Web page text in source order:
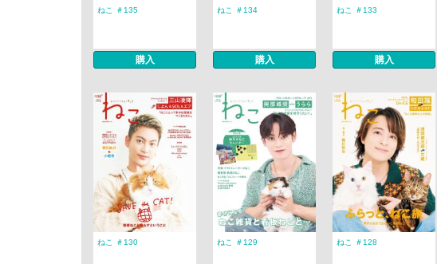
ねこ ＃135
購入
ねこ ＃134
購入
ねこ ＃133
購入
ねこ ＃130 ねこ ＃129 ねこ ＃128